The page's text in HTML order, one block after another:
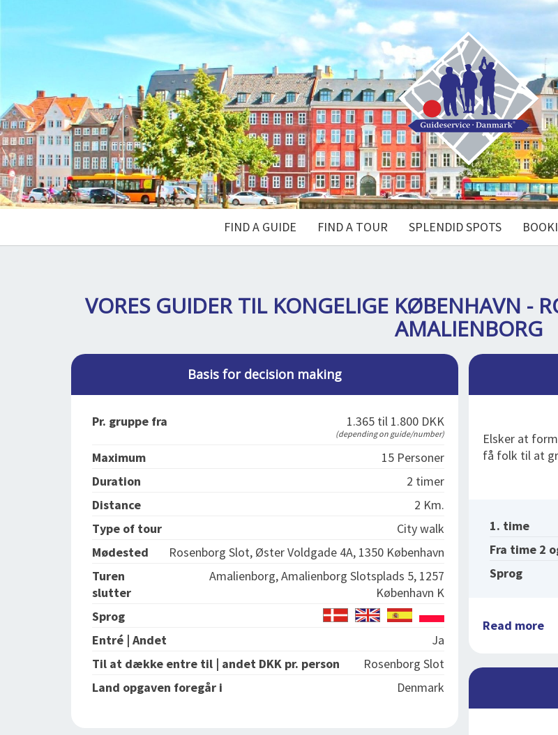
FIND A GUIDE FIND A TOUR SPLENDID SPOTS
VORES GUIDER TIL KONGELIGE KØBENHAVN -
AMALIENBORG
Basis for decision making
Pr. gruppe fra 1.365 til 1.800 DKK
(depending on guide/number)
Maximum
15 Personer
Duration
2 timer
Distance
2 Km.
Type of tour
City walk
Mødested
Rosenborg Slot, Øster Voldgade 4A, 1350 København
Turen
slutter
Amalienborg, Amalienborg Slotsplads 5, 1257
København K
Sprog
Entré | Andet
Ja
Til at dække entre til | andet DKK pr. person
Rosenborg Slot
Land opgaven foregår i
Denmark
Elsker at
få folk til at
1. time
Fra time 2
Sprog
Read more